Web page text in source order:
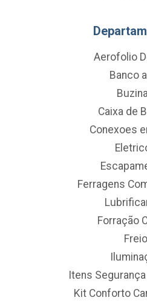
Aerofolio
Banco
Caixa de
Conexoes
Ferragens
Forração
Freio
Itens
Kit Conforto